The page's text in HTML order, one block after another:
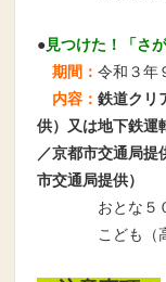
● 見つけた！「さ
期間：令和３年
内容：鉄道クリ
供）又は地下鉄運
／京都市交通局提
市交通局提供）
おとな５０
こども（高校